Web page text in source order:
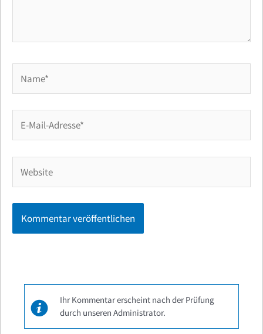
Mail-
Adresse*
Ihr Kommentar erscheint nach der Prüfung
durch unseren Administrator.